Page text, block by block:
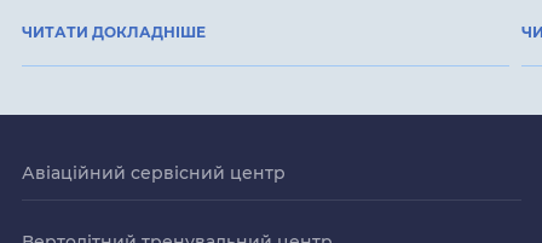
ЧИТАТИ ДОКЛАДНІШЕ
Авіаційний сервісний центр